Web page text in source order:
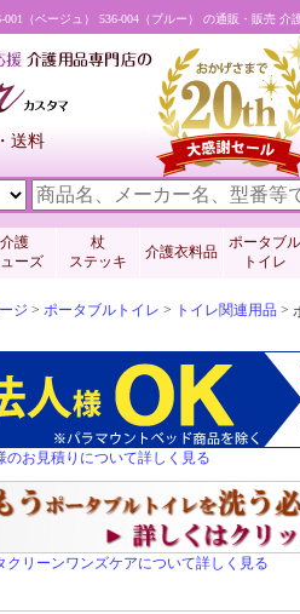
（ベージュ） 536-004（ブルー） の通販・販売 介
送料
介護
ーズ
杖
ステッキ
介護衣料品
ポータブル
トイレ
ジ > ポータブルトイレ > トイレ関連用品 >
のお見積りについて詳しく見る
クリーンワンズケアについて詳しく見る